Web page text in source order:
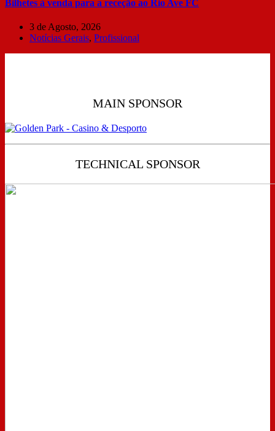
Bilhetes à venda para a receção ao Rio Ave FC
3 de Agosto, 2026
Notícias Gerais, Profissional
MAIN SPONSOR
TECHNICAL SPONSOR